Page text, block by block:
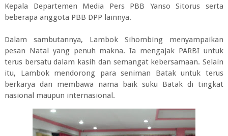
Kepala Departemen Media Pers PBB Yanso Sitorus serta
beberapa anggota PBB DPP lainnya.
Dalam sambutannya, Lambok Sihombing menyampaikan
pesan Natal yang penuh makna. Ia mengajak PARBI untuk
terus bersatu dalam kasih dan semangat kebersamaan. Selain
itu, Lambok mendorong para seniman Batak untuk terus
berkarya dan membawa nama baik suku Batak di tingkat
nasional maupun internasional.